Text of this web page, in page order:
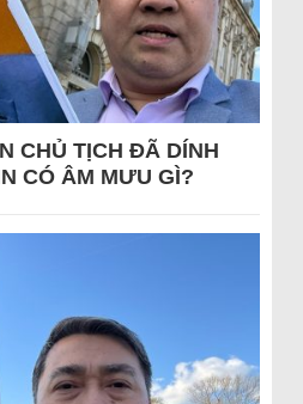
CHỦ TỊCH ĐÃ DÍNH
CÓ ÂM MƯU GÌ?